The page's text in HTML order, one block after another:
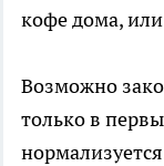
кофе дома, или
Возможно
только в